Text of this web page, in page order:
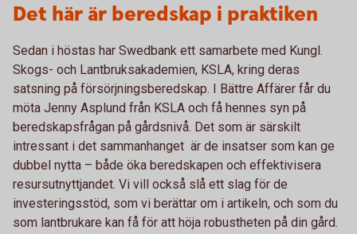
Det här är beredskap i praktiken
Sedan i höstas har Swedbank ett samarbete med Kungl.
Skogs- och Lantbruksakademien, KSLA, kring deras
satsning på försörjningsberedskap. I Bättre Affärer får du
möta Jenny Asplund från KSLA och få hennes syn på
beredskapsfrågan på gårdsnivå. Det som är särskilt
intressant i det sammanhanget är de insatser som kan ge
dubbel nytta – både öka beredskapen och effektivisera
resursutnyttjandet. Vi vill också slå ett slag för de
investeringsstöd, som vi berättar om i artikeln, och som du
som lantbrukare kan få för att höja robustheten på din gård.